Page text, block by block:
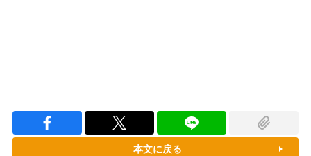
本文に戻る